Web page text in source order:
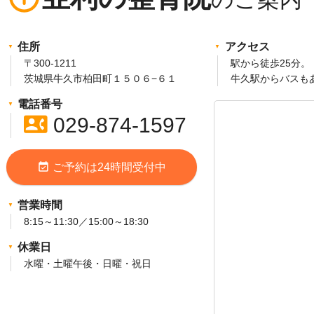
住所
〒300-1211
茨城県牛久市柏田町１５０６−６１
電話番号
contact_phone029-874-1597
event_available ご予約は24時間受付中
営業時間
8:15～11:30／15:00～18:30
休業日
水曜・土曜午後・日曜・祝日
アクセス
駅から徒歩25分。
牛久駅からバスも